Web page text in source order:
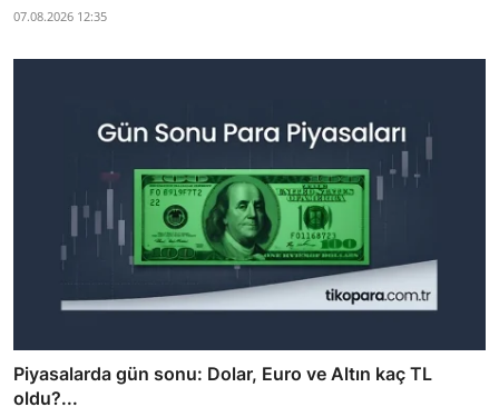
07.08.2026 12:35
Piyasalarda gün sonu: Dolar, Euro ve Altın kaç TL
oldu?...